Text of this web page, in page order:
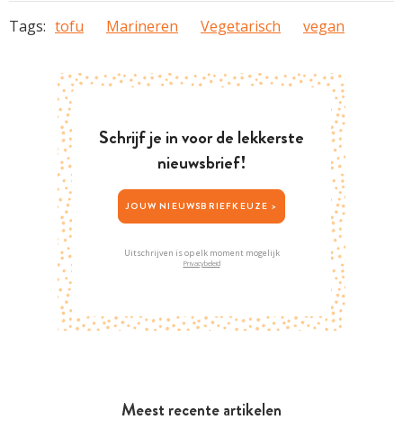
Meest recente artikelen
Tags: tofu Marineren Vegetarisch vegan
Schrijf je in voor de lekkerste
nieuwsbrief!
JOUW NIEUWSBRIEFKEUZE >
Uitschrijven is op elk moment mogelijk
Privacybeleid